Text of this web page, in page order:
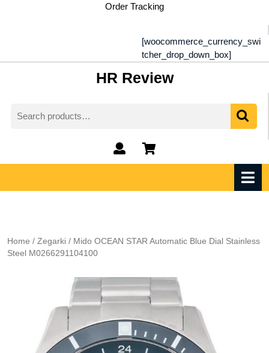
Order Tracking
[woocommerce_currency_swi
tcher_drop_down_box]
HR Review
for:
My
Account
shopping
cart
Home / Zegarki / Mido OCEAN STAR Automatic Blue Dial Stainless
Steel M0266291104100